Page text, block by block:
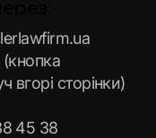
(кнопка
вгорі сторінки)
45 38